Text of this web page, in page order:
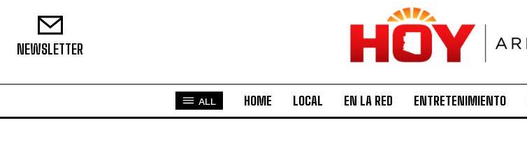
NEWSLETTER
ALL HOME LOCAL EN LA RED ENTRETENIMIENTO